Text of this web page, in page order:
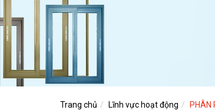
Trang chủ Lĩnh vực hoạt động PHÂN